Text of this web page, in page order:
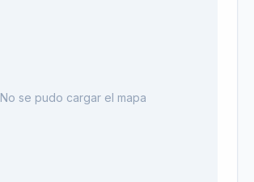
No se pudo cargar el mapa